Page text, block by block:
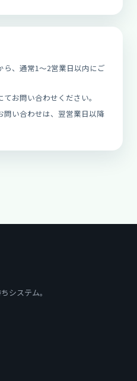
ら、通常1〜2営業日以内にご
お問い合わせください。
問い合わせは、翌営業日以降
システム。